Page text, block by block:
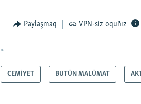
Paylaşmaq VPN-siz oquñız
*
CEMİYET BUTÜN MALÜMAT